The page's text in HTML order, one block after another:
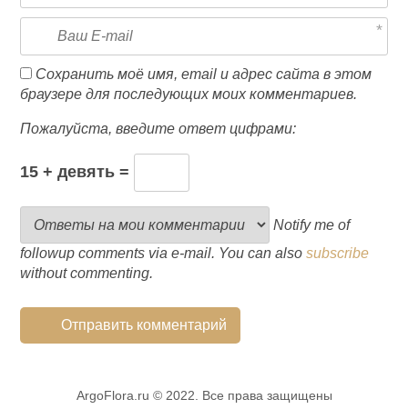
Сохранить моё имя, email и адрес сайта в этом
браузере для последующих моих комментариев.
Пожалуйста, введите ответ цифрами:
15 + девять =
Notify me of
followup comments via e-mail. You can alsosubscribe
without commenting.
ArgoFlora.ru © 2022. Все права защищены